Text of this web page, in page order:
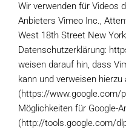
Wir verwenden für Videos
Anbieters Vimeo Inc.,
West 18th Street New
Datenschutzerklärung:
weisen darauf hin, dass
kann und verweisen
(https://www.google.com/
Möglichkeiten für Google-
(http://tools.google.com/